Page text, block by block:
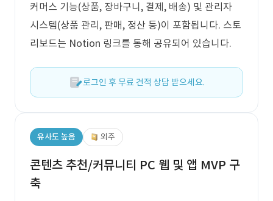
커머스 기능(상품, 장바구니, 결제, 배송) 및 관리자
시스템(상품 관리, 판매, 정산 등)이 포함됩니다. 스토
리보드는 Notion 링크를 통해 공유되어 있습니다.
로그인 후 무료 견적 상담 받으세요.
유사도 높음 외주
콘텐츠 추천/커뮤니티 PC 웹 및 앱 MVP 구
축